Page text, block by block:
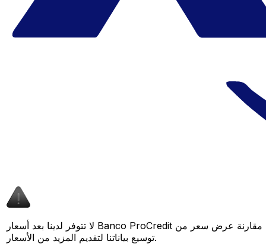
لا تتوفر لدينا بعد أسعار Banco ProCredit لهذا الزوج من العملات، لكن لا يزال بإمكانك مقارنة عرض سعر من Banco ProCredit بسعر Xe المباشر لمعرفة التوفير المحتمل. عد لاحقًا، فنحن نعمل باستمرار على
توسيع بياناتنا لتقديم المزيد من الأسعار.